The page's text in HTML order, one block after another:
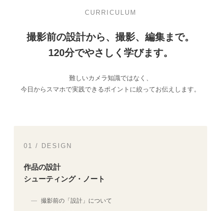
CURRICULUM
撮影前の設計から、撮影、編集まで。
120分でやさしく学びます。
難しいカメラ知識ではなく、
今日からスマホで実践できるポイントに絞ってお伝えします。
01 / DESIGN
作品の設計
シューティング・ノート
撮影前の「設計」について